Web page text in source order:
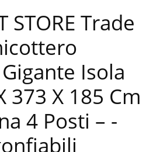
STORE Trade
Isola
373 X 185 Cm
4 Posti – -